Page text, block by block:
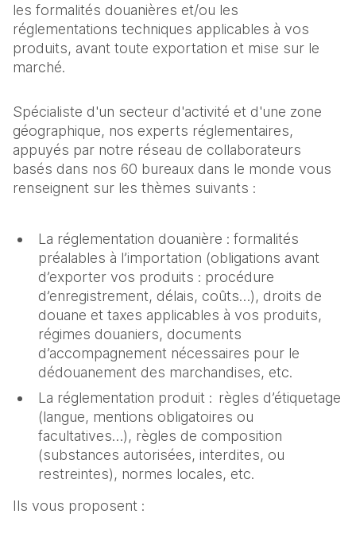
les formalités douanières et/ou les
réglementations techniques applicables à vos
produits, avant toute exportation et mise sur le
marché.
Spécialiste d'un secteur d'activité et d'une zone
géographique, nos experts réglementaires,
appuyés par notre réseau de collaborateurs
basés dans nos 60 bureaux dans le monde vous
renseignent sur les thèmes suivants :
La réglementation douanière : formalités
préalables à l’importation (obligations avant
d’exporter vos produits : procédure
d’enregistrement, délais, coûts…), droits de
douane et taxes applicables à vos produits,
régimes douaniers, documents
d’accompagnement nécessaires pour le
dédouanement des marchandises, etc.
La réglementation produit : règles d’étiquetage
(langue, mentions obligatoires ou
facultatives…), règles de composition
(substances autorisées, interdites, ou
restreintes), normes locales, etc.
Ils vous proposent :